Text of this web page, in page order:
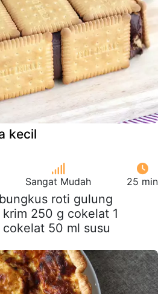
kecil
Sangat Mudah 25 min
roti gulung
250 g cokelat 1
50 ml susu